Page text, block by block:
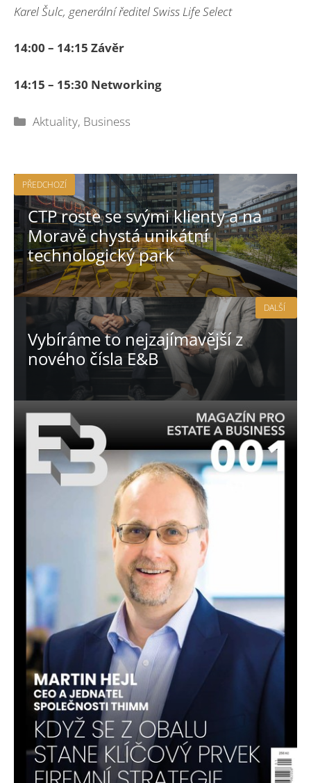
Karel Šulc, generální ředitel Swiss Life Select
14:00 – 14:15 Závěr
14:15 – 15:30 Networking
Rubriky
Aktuality, Business
PŘEDCHOZÍ
CTP roste se svými klienty a na
Moravě chystá unikátní
technologický park
Vybíráme to nejzajímavější z
nového čísla E&B
DALŠÍ